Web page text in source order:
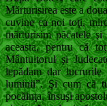
Mărturisirea este a
cuvine ca noi toţi,
mărturisim păcatele
aceasta, pentru că
Mântuitorul şi
lepădam dar
luminii”. Şi cum că
pocăinţa, însuşi